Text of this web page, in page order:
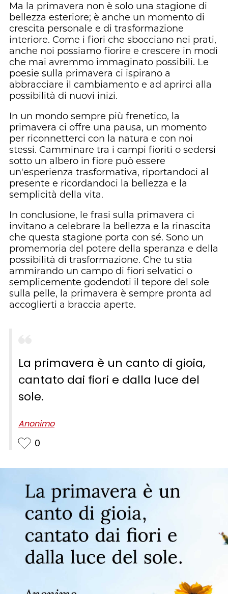
Ma la primavera non è solo una stagione di
bellezza esteriore; è anche un momento di
crescita personale e di trasformazione
interiore. Come i fiori che sbocciano nei prati,
anche noi possiamo fiorire e crescere in modi
che mai avremmo immaginato possibili. Le
poesie sulla primavera ci ispirano a
abbracciare il cambiamento e ad aprirci alla
possibilità di nuovi inizi.
In un mondo sempre più frenetico, la
primavera ci offre una pausa, un momento
per riconnetterci con la natura e con noi
stessi. Camminare tra i campi fioriti o sedersi
sotto un albero in fiore può essere
un'esperienza trasformativa, riportandoci al
presente e ricordandoci la bellezza e la
semplicità della vita.
In conclusione, le frasi sulla primavera ci
invitano a celebrare la bellezza e la rinascita
che questa stagione porta con sé. Sono un
promemoria del potere della speranza e della
possibilità di trasformazione. Che tu stia
ammirando un campo di fiori selvatici o
semplicemente godendoti il tepore del sole
sulla pelle, la primavera è sempre pronta ad
accoglierti a braccia aperte.
La primavera è un canto di gioia,
cantato dai fiori e dalla luce del
sole.
Anonimo
0